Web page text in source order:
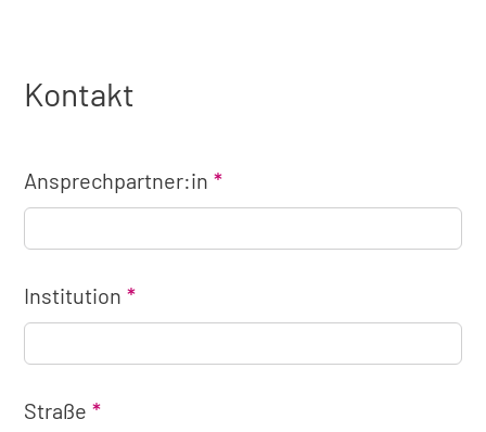
Kontakt
Ansprechpartner:in
Institution
Straße